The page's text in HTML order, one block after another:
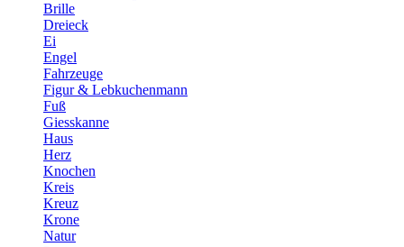
Brille
Dreieck
Ei
Engel
Fahrzeuge
Figur & Lebkuchenmann
Fuß
Giesskanne
Haus
Herz
Knochen
Kreis
Kreuz
Krone
Natur